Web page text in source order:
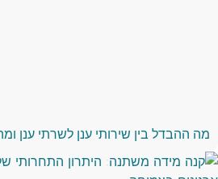
מה ההבדל בין שירותי ענן לשרתי ענן